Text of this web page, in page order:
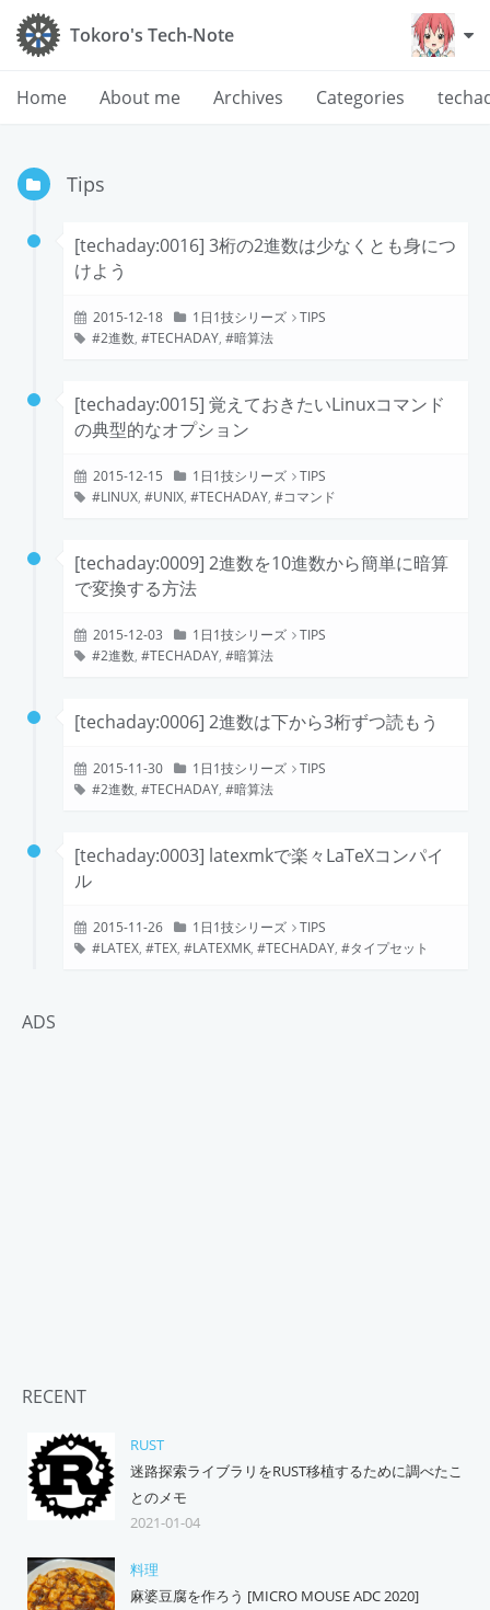
Tokoro's Tech-Note
Home About me Archives Categories
Tips
[techaday:0016] 3桁の2進数は少なくとも身につ
けよう
2015-12-18 1日1技シリーズ
TIPS
2進数, TECHADAY, 暗算法
[techaday:0015] 覚えておきたいLinuxコマンド
の典型的なオプション
2015-12-15 1日1技シリーズ
TIPS
LINUX, UNIX, TECHADAY, コマンド
[techaday:0009] 2進数を10進数から簡単に暗算
で変換する方法
2015-12-03 1日1技シリーズ
TIPS
2進数, TECHADAY, 暗算法
[techaday:0006] 2進数は下から3桁ずつ読もう
2015-11-30 1日1技シリーズ
TIPS
2進数, TECHADAY, 暗算法
[techaday:0003] latexmkで楽々LaTeXコンパイ
ル
2015-11-26 1日1技シリーズ
TIPS
LATEX, TEX, LATEXMK, TECHADAY, タイプセット
ADS
RECENT
RUST
迷路探索ライブラリをRUST移植するために調べたこ
とのメモ
2021-01-04
料理
麻婆豆腐を作ろう [MICRO MOUSE ADC 2020]